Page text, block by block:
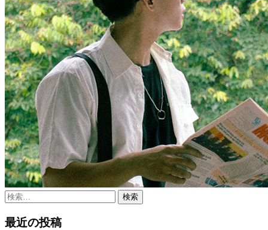
検
最近の投稿